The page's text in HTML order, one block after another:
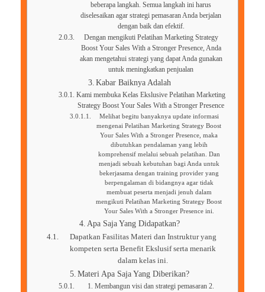
beberapa langkah. Semua langkah ini harus
diselesaikan agar strategi pemasaran Anda berjalan
dengan baik dan efektif.
Dengan mengikuti Pelatihan Marketing Strategy
Boost Your Sales With a Stronger Presence, Anda
akan mengetahui strategi yang dapat Anda gunakan
untuk meningkatkan penjualan
Kabar Baiknya Adalah
Kami membuka Kelas Ekslusive Pelatihan Marketing
Strategy Boost Your Sales With a Stronger Presence
Melihat begitu banyaknya update informasi
mengenai Pelatihan Marketing Strategy Boost
Your Sales With a Stronger Presence, maka
dibutuhkan pendalaman yang lebih
komprehensif melalui sebuah pelatihan. Dan
menjadi sebuah kebutuhan bagi Anda untuk
bekerjasama dengan training provider yang
berpengalaman di bidangnya agar tidak
membuat peserta menjadi jenuh dalam
mengikuti Pelatihan Marketing Strategy Boost
Your Sales With a Stronger Presence ini.
Apa Saja Yang Didapatkan?
Dapatkan Fasilitas Materi dan Instruktur yang
kompeten serta Benefit Ekslusif serta menarik
dalam kelas ini.
Materi Apa Saja Yang Diberikan?
1. Membangun visi dan strategi pemasaran 2.